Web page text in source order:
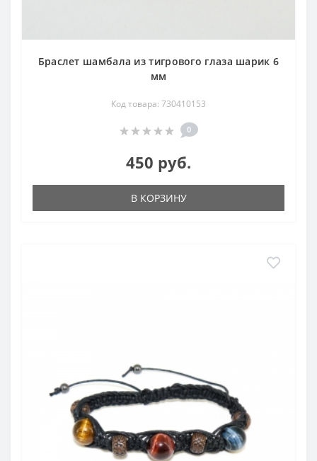
Браслет шамбала из тигрового глаза шарик 6
мм
Код товара: 730410153
0
450 руб.
В КОРЗИНУ